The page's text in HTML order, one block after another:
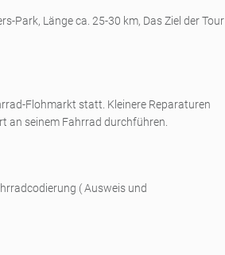
Park, Länge ca. 25-30 km, Das Ziel der Tour
Flohmarkt statt. Kleinere Reparaturen
an seinem Fahrrad durchführen.
( Ausweis und